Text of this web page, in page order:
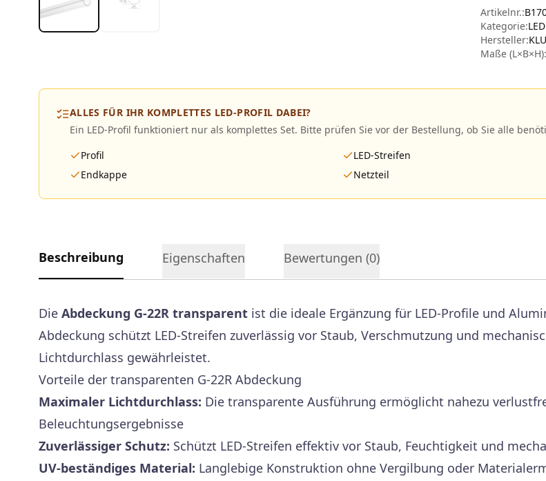
Artikelnr.:
Kategorie:
Hersteller:
Maße (L×B×H):
ALLES FÜR IHR KOMPLETTES LED-PROFIL DABEI?
Ein LED-Profil funktioniert nur als komplettes Set. Bitte prüfen Sie vor der Bestellung, ob Sie alle
Profil
LED-Streifen
Endkappe
Netzteil
Beschreibung Eigenschaften Bewertungen (0)
Die Abdeckung G-22R transparent ist die ideale Ergänzung für LED-Profile und
Abdeckung schützt LED-Streifen zuverlässig vor Staub, Verschmutzung und
Lichtdurchlass gewährleistet.
Vorteile der transparenten G-22R Abdeckung
Maximaler Lichtdurchlass: Die transparente Ausführung ermöglicht nahezu
Beleuchtungsergebnisse
Zuverlässiger Schutz: Schützt LED-Streifen effektiv vor Staub, Feuchtigkeit und
UV-beständiges Material: Langlebige Konstruktion ohne Vergilbung oder